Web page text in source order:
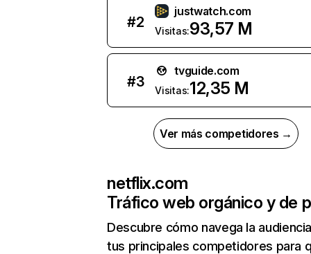
#2
justwatch.com
Visitas:93,57 M
#3
tvguide.com
Visitas:12,35 M
Ver más competidores →
netflix.com
Tráfico web orgánico y de
Descubre cómo navega la
tus principales competidores para